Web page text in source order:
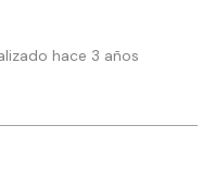
hace 3 años